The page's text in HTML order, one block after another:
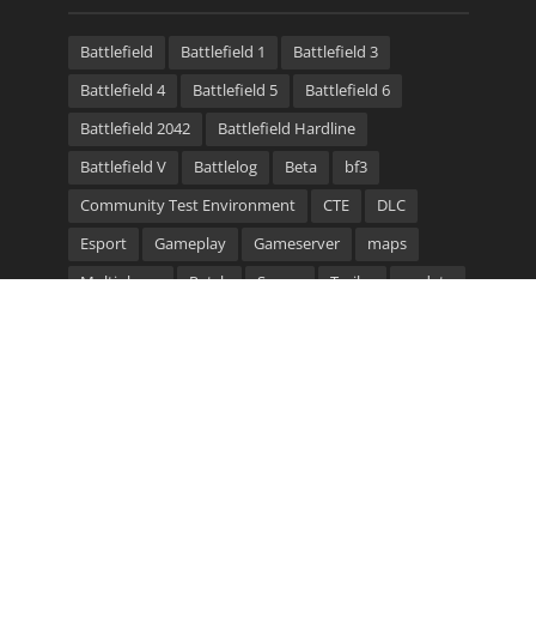
Battlefield Battlefield 1
Battlefield 3
Battlefield 4
Battlefield 5
Battlefield 6
Battlefield 2042
Battlefield Hardline
Battlefield V
Battlelog Beta
bf3
Community Test Environment
CTE
DLC
Esport
Gameplay Gameserver
maps
Multiplayer
Patch Server Trailer
update